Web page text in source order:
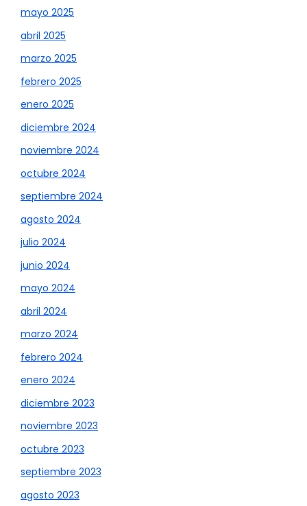
mayo 2025
abril 2025
marzo 2025
febrero 2025
enero 2025
diciembre 2024
noviembre 2024
octubre 2024
septiembre 2024
agosto 2024
julio 2024
junio 2024
mayo 2024
abril 2024
marzo 2024
febrero 2024
enero 2024
diciembre 2023
noviembre 2023
octubre 2023
septiembre 2023
agosto 2023